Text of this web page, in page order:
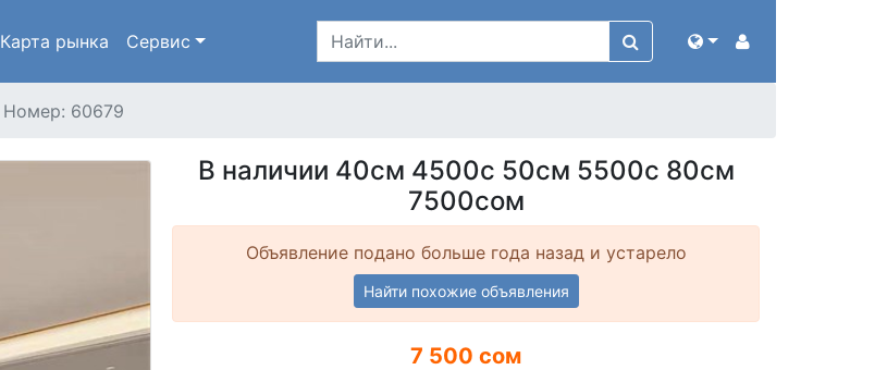
Карта рынка Сервис
Номер: 60679
В наличии 40см 4500с 50см 5500с 80см
7500сом
Объявление подано больше года назад и устарело
Найти похожие объявления
7 500 сом